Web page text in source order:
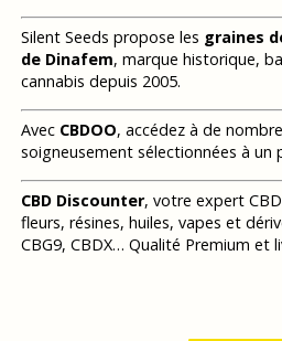
Silent Seeds propose les graines
de Dinafem, marque historique,
cannabis depuis 2005.
Avec CBDOO, accédez à de
soigneusement sélectionnées à un
CBD Discounter, votre expert
fleurs, résines, huiles, vapes et
CBG9, CBDX… Qualité Premium et